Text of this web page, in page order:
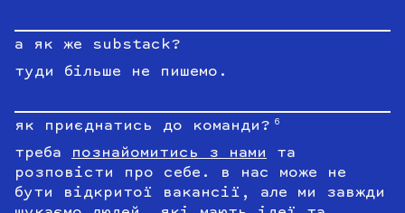
а як же substack?
туди більше не пишемо.
як приєднатись до команди? 6
треба познайомитись з нами
та
розповісти про себе. в нас може не
бути відкритої вакансії, але ми завжди